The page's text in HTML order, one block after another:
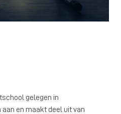
gelegen in
en maakt deel uit van